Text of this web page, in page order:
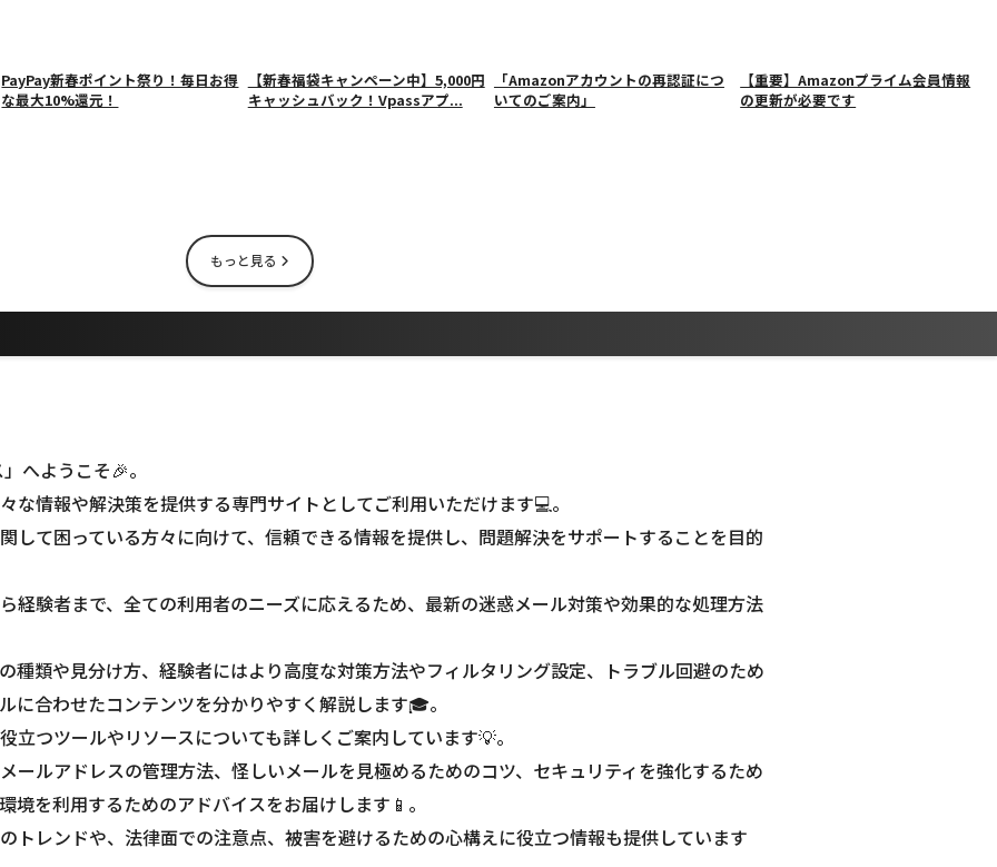
PayPay新春ポイント祭り！毎日お得
な最大10%還元！
【新春福袋キャンペーン中】5,000円
キャッシュバック！Vpassアプ...
「Amazonアカウントの再認証につ
いてのご案内」
【重要】Amazonプライム会員情報
の更新が必要です
もっと見る
へようこそ🎉。
な情報や解決策を提供する専門サイトとしてご利用いただけます💻。
して困っている方々に向けて、信頼できる情報を提供し、問題解決をサポートすることを目的
経験者まで、全ての利用者のニーズに応えるため、最新の迷惑メール対策や効果的な処理方法
種類や見分け方、経験者にはより高度な対策方法やフィルタリング設定、トラブル回避のため
に合わせたコンテンツを分かりやすく解説します🎓。
立つツールやリソースについても詳しくご案内しています💡。
ールアドレスの管理方法、怪しいメールを見極めるためのコツ、セキュリティを強化するため
境を利用するためのアドバイスをお届けします📱。
トレンドや、法律面での注意点、被害を避けるための心構えに役立つ情報も提供しています